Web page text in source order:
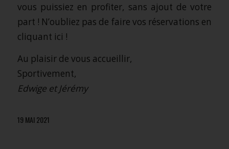
vous puissiez en profiter, sans ajout de votre
part ! N’oubliez pas de faire vos réservations en
cliquant ici !
Au plaisir de vous accueillir,
Sportivement,
Edwige et Jérémy
19 MAI 2021